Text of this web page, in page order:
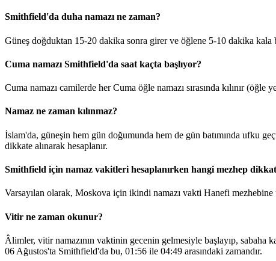
Smithfield'da duha namazı ne zaman?
Güneş doğduktan 15-20 dakika sonra girer ve öğlene 5-10 dakika
Cuma namazı Smithfield'da saat kaçta başlıyor?
Cuma namazı camilerde her Cuma öğle namazı sırasında kılınır (öğle
Namaz ne zaman kılınmaz?
İslam'da, güneşin hem gün doğumunda hem de gün batımında ufku
dikkate alınarak hesaplanır.
Smithfield için namaz vakitleri hesaplanırken hangi mezhep
Varsayılan olarak, Moskova için ikindi namazı vakti Hanefi
Vitir ne zaman okunur?
Âlimler, vitir namazının vaktinin gecenin gelmesiyle başlayıp, sabaha
06 Ağustos'ta Smithfield'da bu, 01:56 ile 04:49 arasındaki zamandır.